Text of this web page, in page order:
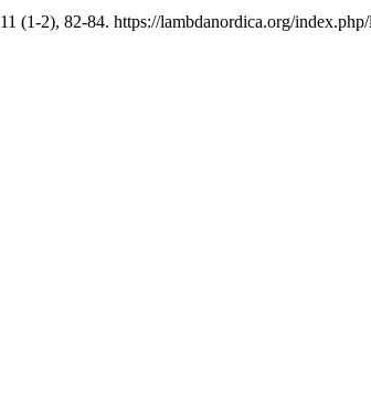
11 (1-2), 82-84. https://lambdanordica.org/